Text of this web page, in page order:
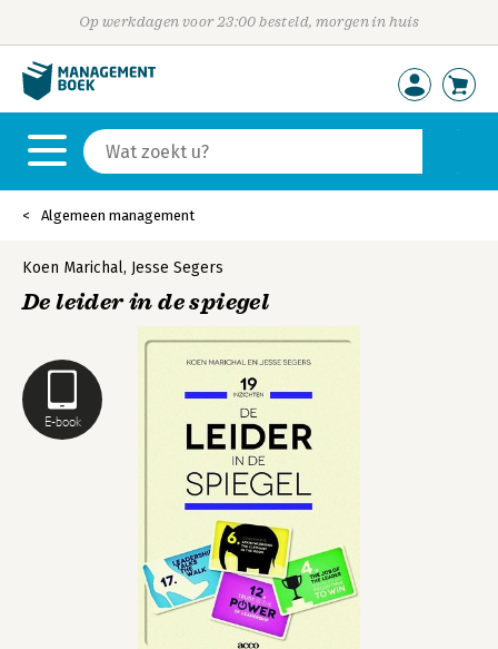
Op werkdagen voor 23:00 besteld, morgen in huis
Algemeen management
E-book
Koen Marichal, Jesse Segers
De leider in de spiegel